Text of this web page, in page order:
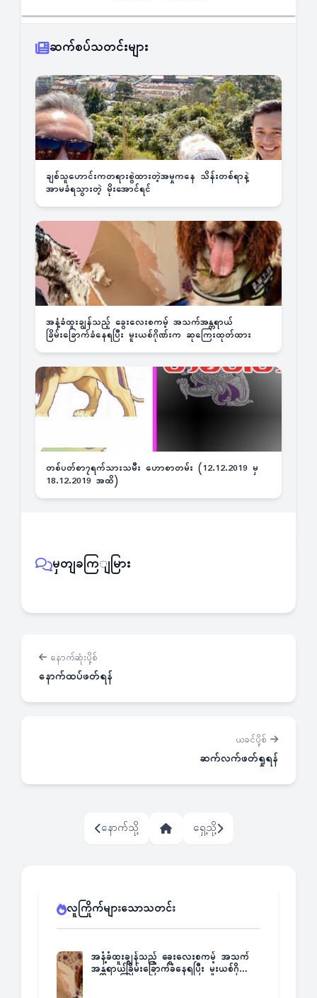
ဆက်စပ်သတင်းများ
ချစ်သူဟောင်းကတရားစွဲထားတဲ့အမှုကနေ သိန်းတစ်ရာနဲ့
အာမခံရသွားတဲ့ မိုးအောင်ရင်
အနံ့ခံထူးချွန်သည့် ခွေးလေးစကမ့် အသက်အန္တရာယ်
ခြိမ်းခြောက်ခံနေရပြီး မူးယစ်ဂိုဏ်းက ဆုကြေးထုတ်ထား
တစ်ပတ်စာ၇ရက်သားသမီး ဟောစာတမ်း (12.12.2019 မှ
18.12.2019 အထိ)
မှတျခကြျမြား
နောက်ဆုံးပို့စ်
နောက်ထပ်ဖတ်ရန်
ယခင်ပို့စ်
ဆက်လက်ဖတ်ရှုရန်
နောက်သို့ ရှေ့သို့
လူကြိုက်များသောသတင်း
အနံ့ခံထူးချွန်သည့် ခွေးလေးစကမ့် အသက်
အန္တရာယ်ခြိမ်းခြောက်ခံနေရပြီး မူးယစ်ဂိုဏ်း